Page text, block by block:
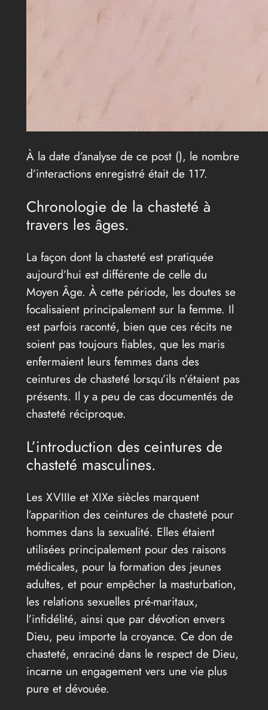
À la date d’analyse de ce post (), le nombre
d’interactions enregistré était de 117.
Chronologie de la chasteté à
travers les âges.
La façon dont la chasteté est pratiquée
aujourd’hui est différente de celle du
Moyen Âge. À cette période, les doutes se
focalisaient principalement sur la femme. Il
est parfois raconté, bien que ces récits ne
soient pas toujours fiables, que les maris
enfermaient leurs femmes dans des
ceintures de chasteté lorsqu’ils n’étaient pas
présents. Il y a peu de cas documentés de
chasteté réciproque.
L’introduction des ceintures de
chasteté masculines.
Les XVIIIe et XIXe siècles marquent
l’apparition des ceintures de chasteté pour
hommes dans la sexualité. Elles étaient
utilisées principalement pour des raisons
médicales, pour la formation des jeunes
adultes, et pour empêcher la masturbation,
les relations sexuelles pré-maritaux,
l’infidélité, ainsi que par dévotion envers
Dieu, peu importe la croyance. Ce don de
chasteté, enraciné dans le respect de Dieu,
incarne un engagement vers une vie plus
pure et dévouée.